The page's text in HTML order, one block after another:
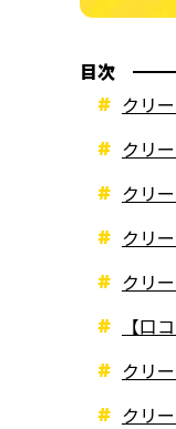
目次
クリ
クリ
クリ
クリ
クリ
【口
クリ
クリ